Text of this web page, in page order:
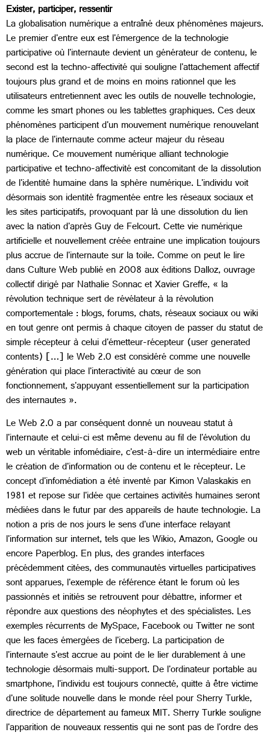
Exister, participer, ressentir
La globalisation numérique a entraîné deux phénomènes majeurs.
Le premier d'entre eux est l'émergence de la technologie
participative où l'internaute devient un générateur de contenu, le
second est la techno-affectivité qui souligne l'attachement affectif
toujours plus grand et de moins en moins rationnel que les
utilisateurs entretiennent avec les outils de nouvelle technologie,
comme les smart phones ou les tablettes graphiques. Ces deux
phénomènes participent d'un mouvement numérique renouvelant
la place de l'internaute comme acteur majeur du réseau
numérique. Ce mouvement numérique alliant technologie
participative et techno-affectivité est concomitant de la dissolution
de l'identité humaine dans la sphère numérique. L'individu voit
désormais son identité fragmentée entre les réseaux sociaux et
les sites participatifs, provoquant par là une dissolution du lien
avec la nation d'après Guy de Felcourt. Cette vie numérique
artificielle et nouvellement créée entraine une implication toujours
plus accrue de l'internaute sur la toile. Comme on peut le lire
dans Culture Web publié en 2008 aux éditions Dalloz, ouvrage
collectif dirigé par Nathalie Sonnac et Xavier Greffe, « la
révolution technique sert de révélateur à la révolution
comportementale : blogs, forums, chats, réseaux sociaux ou wiki
en tout genre ont permis à chaque citoyen de passer du statut de
simple récepteur à celui d'émetteur-récepteur (user generated
contents) […] le Web 2.0 est considéré comme une nouvelle
génération qui place l'interactivité au cœur de son
fonctionnement, s'appuyant essentiellement sur la participation
des internautes ».
Le Web 2.0 a par conséquent donné un nouveau statut à
l'internaute et celui-ci est même devenu au fil de l'évolution du
web un véritable infomédiaire, c'est-à-dire un intermédiaire entre
le création de d'information ou de contenu et le récepteur. Le
concept d'infomédiation a été inventé par Kimon Valaskakis en
1981 et repose sur l'idée que certaines activités humaines seront
médiées dans le futur par des appareils de haute technologie. La
notion a pris de nos jours le sens d'une interface relayant
l'information sur internet, tels que les Wikio, Amazon, Google ou
encore Paperblog. En plus, des grandes interfaces
précédemment citées, des communautés virtuelles participatives
sont apparues, l'exemple de référence étant le forum où les
passionnés et initiés se retrouvent pour débattre, informer et
répondre aux questions des néophytes et des spécialistes. Les
exemples récurrents de MySpace, Facebook ou Twitter ne sont
que les faces émergées de l'iceberg. La participation de
l'internaute s'est accrue au point de le lier durablement à une
technologie désormais multi-support. De l'ordinateur portable au
smartphone, l'individu est toujours connecté, quitte à être victime
d'une solitude nouvelle dans le monde réel pour Sherry Turkle,
directrice de département au fameux MIT. Sherry Turkle souligne
l'apparition de nouveaux ressentis qui ne sont pas de l'ordre des